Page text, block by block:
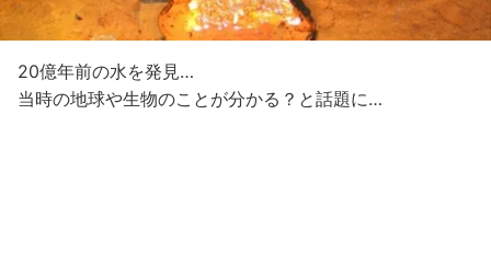
20億年前の水を発見…
当時の地球や生物のことが分かる？と話題に…